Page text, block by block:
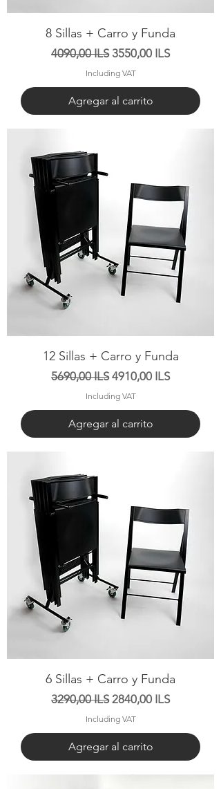
8 Sillas + Carro y Funda
Precio
4090,00 ILS Precio de oferta
3550,00 ILS
Including VAT
Agregar al carrito
12 Sillas + Carro y Funda
Precio
5690,00 ILS Precio de oferta
4910,00 ILS
Including VAT
Agregar al carrito
6 Sillas + Carro y Funda
Precio
3290,00 ILS Precio de oferta
2840,00 ILS
Including VAT
Agregar al carrito